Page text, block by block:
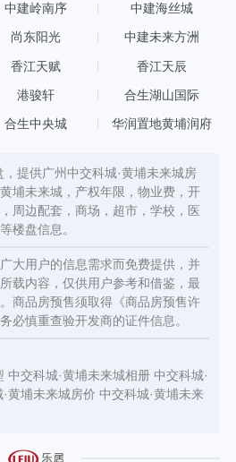
中建岭南序 中建海丝城
尚东阳光 中建未来方洲
香江天赋 香江天辰
港骏轩 合生湖山国际
合生中央城 华润置地黄埔润府
提供广州中交科城·黄埔未来城房
埔未来城，产权年限，物业费，开
周边配套，商场，超市，学校，医
楼盘信息。
大用户的信息需求而免费提供，并
载内容，仅供用户参考和借鉴，最
商品房预售须取得《商品房预售许
必慎重查验开发商的证件信息。
中交科城·黄埔未来城相册 中交科城·
黄埔未来城房价 中交科城·黄埔未来